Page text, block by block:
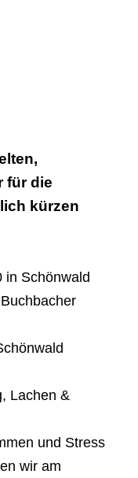
für die
kürzen
in Schönwald
Lachen &
und Stress
wir am